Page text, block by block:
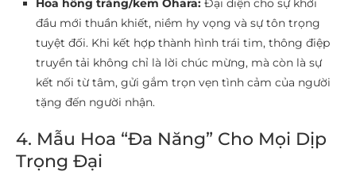
Hoa hồng trắng/kem Ohara: Đại diện cho sự khởi
đầu mới thuần khiết, niềm hy vọng và sự tôn trọng
tuyệt đối. Khi kết hợp thành hình trái tim, thông điệp
truyền tải không chỉ là lời chúc mừng, mà còn là sự
kết nối từ tâm, gửi gắm trọn vẹn tình cảm của người
tặng đến người nhận.
4. Mẫu Hoa “Đa Năng” Cho Mọi Dịp
Trọng Đại